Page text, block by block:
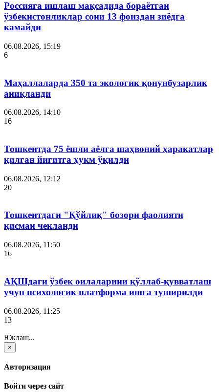
Россияга ишлаш мақсадида бораётган
ўзбекистонликлар сони 13 фоиздан зиёдга
камайди
06.08.2026, 15:19
6
Маҳаллаларда 350 та экологик қонунбузарлик
аниқланди
06.08.2026, 14:10
16
Тошкентда 75 ёшли аёлга шаҳвоний ҳаракатлар
қилган йигитга ҳукм ўқилди
06.08.2026, 12:12
20
Тошкентдаги "Қўйлиқ" бозори фаолияти
қисман чекланди
06.08.2026, 11:50
16
АҚШдаги ўзбек оилаларини қўллаб-қувватлаш
учун психологик платформа ишга туширилди
06.08.2026, 11:25
13
Юклаш...
×
Авторизация
Войти через сайт